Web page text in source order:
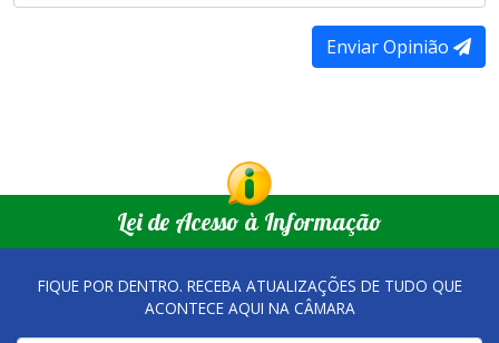
Enviar Opinião
Lei de Acesso à Informação
FIQUE POR DENTRO. RECEBA ATUALIZAÇÕES DE TUDO QUE
ACONTECE AQUI NA CÂMARA